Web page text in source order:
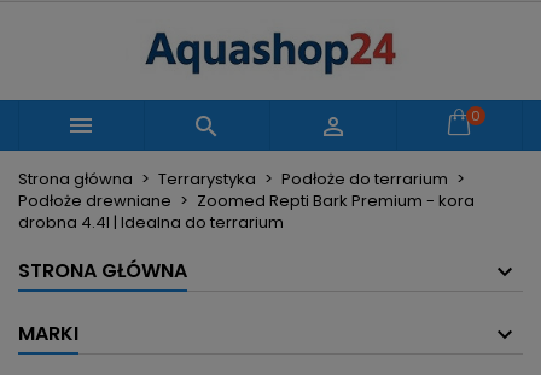
   0
Strona główna Terrarystyka
Podłoże do terrarium
Podłoże drewniane
Zoomed Repti Bark Premium - kora
drobna 4.4l | Idealna do terrarium
STRONA GŁÓWNA
MARKI
Moje listy życzeń
add_circle_outline Utwórz nową listę
Utwórz listę życzeń
Nazwa listy życzeń
Zaloguj się
Musisz być zalogowany by zapisać produkty na
swojej liście życzeń.
Anuluj Zaloguj się